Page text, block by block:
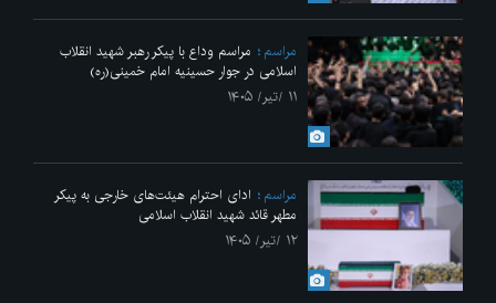
مراسم
مراسم وداع با پیکر رهبر شهید انقلاب
اسلامی در جوار حسینیه امام خمینی(ره)
۱۱ /تیر/ ۱۴۰۵
مراسم
ادای احترام هیئت‌های خارجی به پیکر
مطهر قائد شهید انقلاب اسلامی
۱۲ /تیر/ ۱۴۰۵